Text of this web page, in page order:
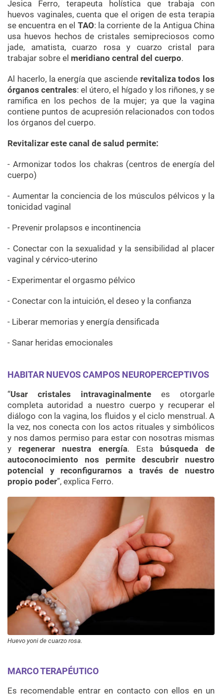
Jesica Ferro, terapeuta holística que trabaja con
huevos vaginales, cuenta que el origen de esta terapia
se encuentra en el TAO: la corriente de la Antigua China
usa huevos hechos de cristales semipreciosos como
jade, amatista, cuarzo rosa y cuarzo cristal para
trabajar sobre el meridiano central del cuerpo.
Al hacerlo, la energía que asciende revitaliza todos los
órganos centrales: el útero, el hígado y los riñones, y se
ramifica en los pechos de la mujer; ya que la vagina
contiene puntos de acupresión relacionados con todos
los órganos del cuerpo.
Revitalizar este canal de salud permite:
- Armonizar todos los chakras (centros de energía del
cuerpo)
- Aumentar la conciencia de los músculos pélvicos y la
tonicidad vaginal
- Prevenir prolapsos e incontinencia
- Conectar con la sexualidad y la sensibilidad al placer
vaginal y cérvico-uterino
- Experimentar el orgasmo pélvico
- Conectar con la intuición, el deseo y la confianza
- Liberar memorias y energía densificada
- Sanar heridas emocionales
HABITAR NUEVOS CAMPOS NEUROPERCEPTIVOS
“Usar cristales intravaginalmente es otorgarle
completa autoridad a nuestro cuerpo y recuperar el
diálogo con la vagina, los fluidos y el ciclo menstrual. A
la vez, nos conecta con los actos rituales y simbólicos
y nos damos permiso para estar con nosotras mismas
y regenerar nuestra energía. Esta
búsqueda de
autoconocimiento nos permite descubrir nuestro
potencial y reconfigurarnos a través de nuestro
propio poder”, explica Ferro.
Huevo yoni de cuarzo rosa.
MARCO TERAPÉUTICO
Es recomendable entrar en contacto con ellos en un